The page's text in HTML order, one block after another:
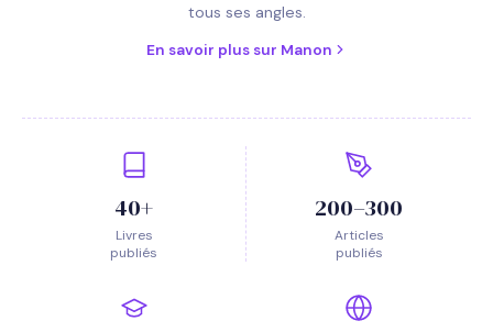
tous ses angles.
En savoir plus sur Manon
40+
Livres
publiés
200–300
Articles
publiés